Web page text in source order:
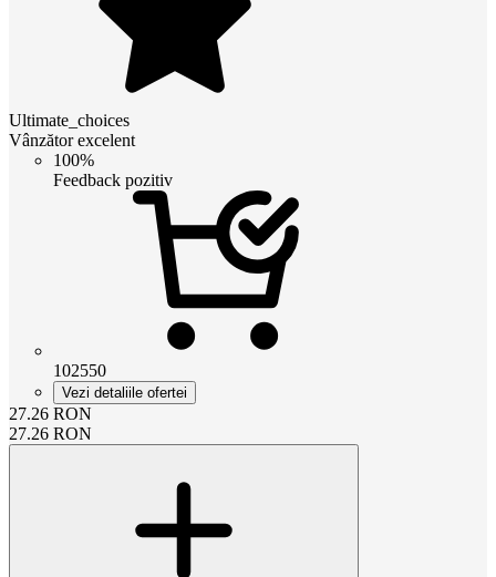
Ultimate_choices
Vânzător excelent
100%
Feedback pozitiv
102550
Vezi detaliile ofertei
27.26 RON
27.26 RON